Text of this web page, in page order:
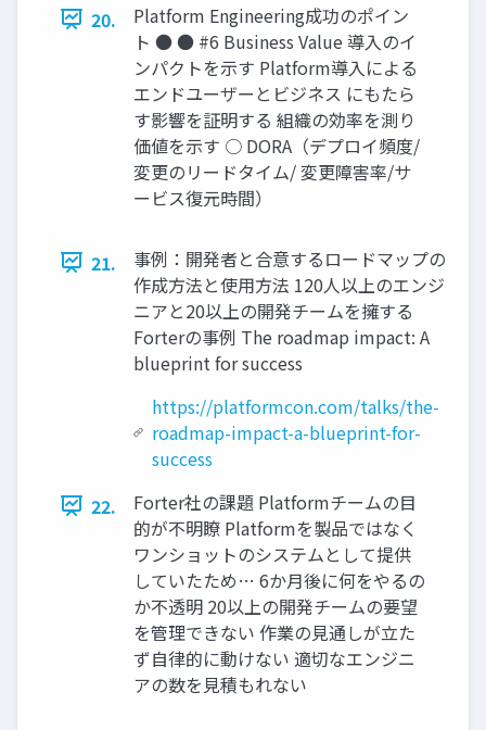
20.
Platform Engineering成功のポイン
ト ● ● #6 Business Value 導入のイ
ンパクトを示す Platform導入による
エンドユーザーとビジネス にもたら
す影響を証明する 組織の効率を測り
価値を示す ○ DORA（デプロイ頻度/
変更のリードタイム/ 変更障害率/サ
ービス復元時間）
21.
事例：開発者と合意するロードマップの
作成方法と使用方法 120人以上のエンジ
ニアと20以上の開発チームを擁する
Forterの事例 The roadmap impact: A
blueprint for success
https://platformcon.com/talks/the-
roadmap-impact-a-blueprint-for-
success
22.
Forter社の課題 Platformチームの目
的が不明瞭 Platformを製品ではなく
ワンショットのシステムとして提供
していたため… 6か月後に何をやるの
か不透明 20以上の開発チームの要望
を管理できない 作業の見通しが立た
ず自律的に動けない 適切なエンジニ
アの数を見積もれない